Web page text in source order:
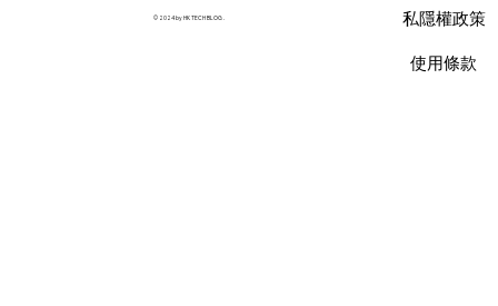
© 2024 by HK TECH BLOG . 私隱權政策
使用條款